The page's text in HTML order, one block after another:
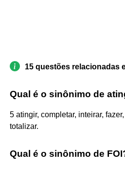
15 questões relacionadas
Qual é o sinônimo de
5 atingir, completar, inteirar,
totalizar.
Qual é o sinônimo de